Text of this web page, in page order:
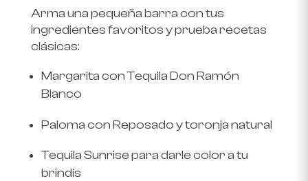
Arma una pequeña barra con tus
ingredientes favoritos y prueba recetas
clásicas:
Margarita con Tequila Don Ramón
Blanco
Paloma con Reposado y toronja natural
Tequila Sunrise para darle color a tu
brindis